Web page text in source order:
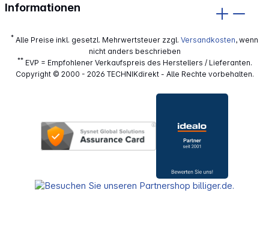
Informationen
* Alle Preise inkl. gesetzl. Mehrwertsteuer zzgl. Versandkosten, wenn
nicht anders beschrieben
**EVP = Empfohlener Verkaufspreis des Herstellers / Lieferanten.
Copyright © 2000 - 2026 TECHNIKdirekt - Alle Rechte vorbehalten.